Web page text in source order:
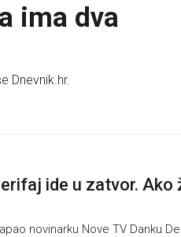
ima dva
Dnevnik.hr.
ide u zatvor. Ako
novinarku Nove TV Danku